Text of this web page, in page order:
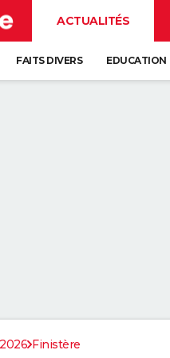
ACTUALITÉS
FAITS DIVERS EDUCATION
Finistère